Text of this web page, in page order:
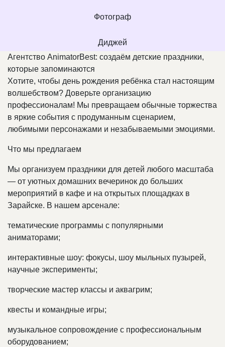
Фотограф
Диджей
Агентство AnimatorBest: создаём детские праздники,
которые запоминаются
Хотите, чтобы день рождения ребёнка стал настоящим
волшебством? Доверьте организацию
профессионалам! Мы превращаем обычные торжества
в яркие события с продуманным сценарием,
любимыми персонажами и незабываемыми эмоциями.
Что мы предлагаем
Мы организуем праздники для детей любого масштаба
— от уютных домашних вечеринок до больших
мероприятий в кафе и на открытых площадках в
Зарайске. В нашем арсенале:
тематические программы с популярными
аниматорами;
интерактивные шоу: фокусы, шоу мыльных пузырей,
научные эксперименты;
творческие мастер классы и аквагрим;
квесты и командные игры;
музыкальное сопровождение с профессиональным
оборудованием;